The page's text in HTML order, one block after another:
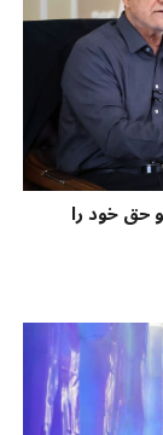
حق خود را